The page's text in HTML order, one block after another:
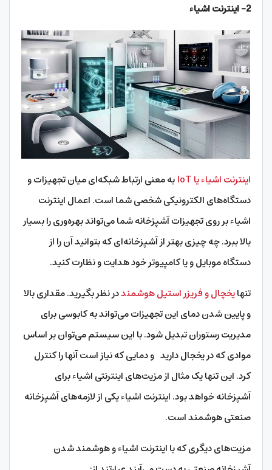
2- اینترنت اشیاء
اینترنت اشیاء یا IoT
به معنی ارتباط شبکه‌ای میان تجهیزات و
دستگاه‌های الکترونیکی شخصی شما است. اعمال اینترنت
اشیاء بر روی تجهیزات آشپزخانه شما می‌تواند بهره‌وری را بسیار
بالا ببرد. چه چیزی بهتر از آشپزخانه‌ای که بتوانید آن را از
دستگاه موبایل و یا کامپیوتر خود هدایت و نظارت کنید.
تنهایخچال و فریزر استیل هوشمنددر نظر بگیرید. مقداری بالا
و پایین شدن دمای این تجهیزات می‌تواند به کابوسی برای
مدیریت رستوران تبدیل شود. با این سیستم می‌توان بر اساس
موادی که در یخجال دارید و دمایی که نیاز است آنها را کنترل
کرد. این تنها یک مثال از مزیت‌های اینترنتی اشیاء برای
آشپزخانه خواهد بود. اینترنت اشیاء یکی از لازمه‌های آشپزخانه
صنعتی هوشمند است.
مزیت‌های دیگری که با اینترنت اشیاء و هوشمند شدن